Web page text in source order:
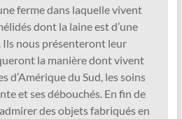
ferme dans laquelle vivent
dont la laine est d’une
Ils nous présenteront leur
la manière dont vivent
d’Amérique du Sud, les soins
et ses débouchés. En fin de
des objets fabriqués en